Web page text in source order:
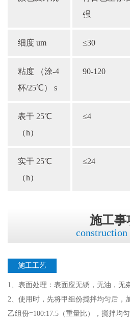
强
细度 um ≤30
粘度 （涂-4
杯/25℃） s
90-120
表干 25℃
（h）
≤4
实干 25℃
（h）
≤24
施工事
construction
施工工艺
1、表面处理：表面应无锈，无油，无
2、使用时，先将甲组份搅拌均匀后，
乙组份=100:17.5（重量比），搅拌均